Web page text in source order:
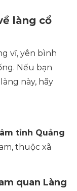
làng cổ
vĩ, yên bình
Nếu bạn
này, hãy
tỉnh Quảng
thuộc xã
quan Làng